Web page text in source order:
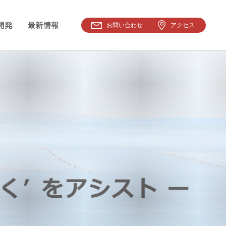
お問い合わせ アクセス